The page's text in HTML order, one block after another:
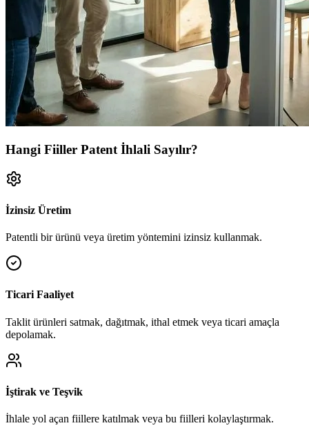
Hangi Fiiller Patent İhlali Sayılır?
İzinsiz Üretim
Patentli bir ürünü veya üretim yöntemini izinsiz kullanmak.
Ticari Faaliyet
Taklit ürünleri satmak, dağıtmak, ithal etmek veya ticari amaçla
depolamak.
İştirak ve Teşvik
İhlale yol açan fiillere katılmak veya bu fiilleri kolaylaştırmak.